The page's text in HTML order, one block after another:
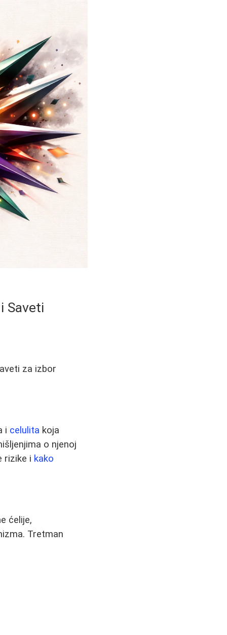
Saveti
za izbor
i celulita koja
o njenoj
rizike i kako
ćelije,
Tretman